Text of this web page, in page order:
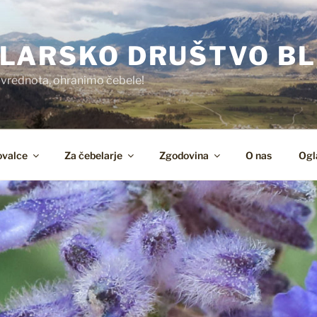
DRUŠTVO
ohranimo čebele!
Za čebelarje Zgodovina O nas